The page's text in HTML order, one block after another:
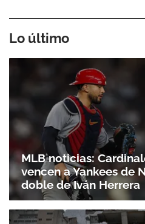
Lo último
MLB noticias:
vencen a Yankees de
doble de Iván Herrera